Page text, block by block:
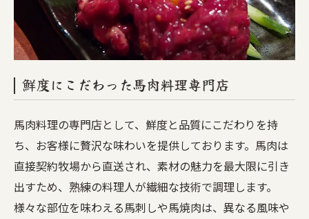
鮮度にこだわった馬肉料理専門店
馬肉料理の専門店として、鮮度と品質にこだわりを持
ち、お客様に贅沢な味わいを提供しております。馬肉は
直接契約牧場から直送され、素材の魅力を最大限に引き
出すため、熟練の料理人が繊細な技術で調理します。
様々な部位を味わえる馬刺しや馬焼肉は、異なる風味や